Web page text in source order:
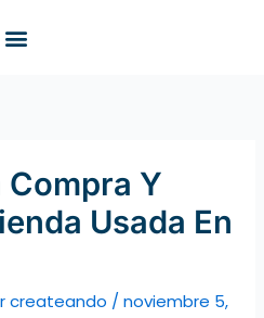
Compra Y
Usada En
createando /noviembre 5,